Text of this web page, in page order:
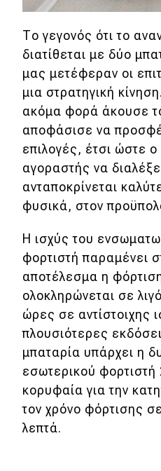
Το γεγονός ότι το
διατίθεται με δύο
μας μετέφεραν οι
μια στρατηγική
ακόμα φορά άκουσε
αποφάσισε να
επιλογές, έτσι ώστε
αγοραστής να
ανταποκρίνεται
φυσικά, στον
H ισχύς του
φορτιστή παραμένει
αποτέλεσμα η
ολοκληρώνεται σε
ώρες σε αντίστοιχης
πλουσιότερες
μπαταρία υπάρχει η
εσωτερικού φορτιστή
κορυφαία για την
τον χρόνο φόρτισης
λεπτά.